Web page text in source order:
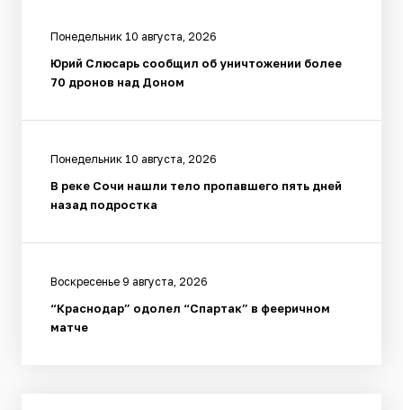
Понедельник 10 августа, 2026
Юрий Слюсарь сообщил об уничтожении более
70 дронов над Доном
Понедельник 10 августа, 2026
В реке Сочи нашли тело пропавшего пять дней
назад подростка
Воскресенье 9 августа, 2026
“Краснодар” одолел “Спартак” в фееричном
матче